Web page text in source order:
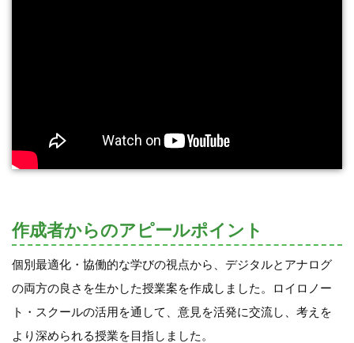
作成者からのアピールポイント
個別最適化・協働的な学びの視点から、デジタルとアナログ
の両方の良さを生かした授業案を作成しました。ロイロノー
ト・スクールの活用を通して、意見を活発に交流し、考えを
より深められる授業を目指しました。